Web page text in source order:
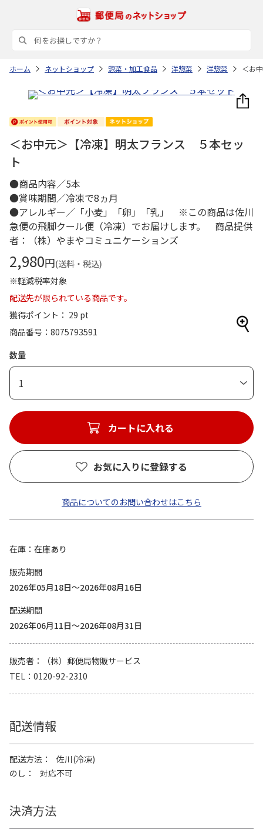
ホーム ネットショップ 惣菜・加工食品 洋惣菜 洋惣菜 ＜お
＜お中元＞【冷凍】明太フランス ５本セッ
ト
●商品内容／5本
●賞味期間／冷凍で8ヵ月
●アレルギー／「小麦」「卵」「乳」 ※この商品は佐川
急便の飛脚クール便（冷凍）でお届けします。 商品提供
者：（株）やまやコミュニケーションズ
2,980円(送料・税込)
※軽減税率対象
配送先が限られている商品です。
獲得ポイント： 29 pt
商品番号
8075793591
数量
1
カートに入れる
お気に入りに登録する
商品についてのお問い合わせはこちら
在庫
在庫あり
販売期間
2026年05月18日～2026年08月16日
配送期間
2026年06月11日～2026年08月31日
販売者
（株）郵便局物販サービス
TEL
0120-92-2310
配送情報
配送方法
佐川(冷凍)
のし
対応不可
決済方法